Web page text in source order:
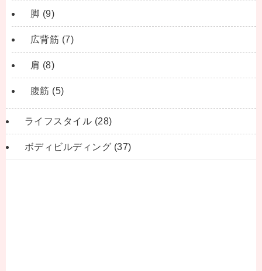
脚 (9)
広背筋 (7)
肩 (8)
腹筋 (5)
ライフスタイル (28)
ボディビルディング (37)